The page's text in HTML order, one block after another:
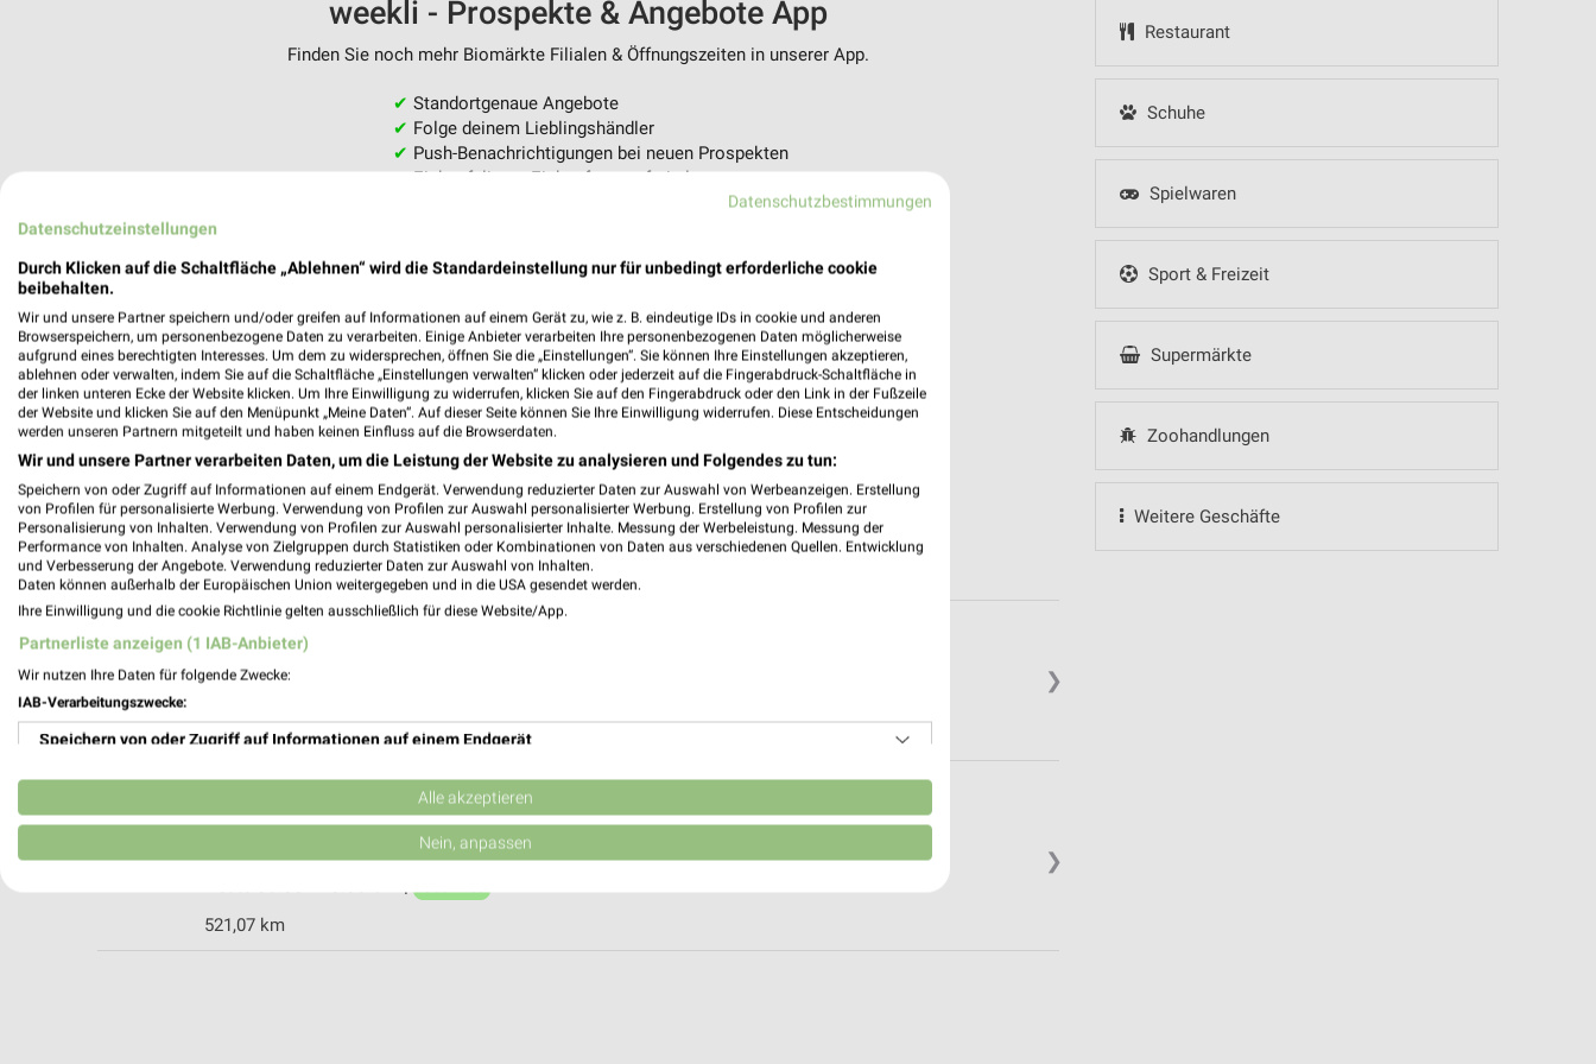
Restaurant
Schuhe
Spielwaren
Sport & Freizeit
Supermärkte
Zoohandlungen
Weitere Geschäfte
weekli - Prospekte & Angebote App
Finden Sie noch mehr Biomärkte Filialen & Öffnungszeiten in unserer App.
✔ Standortgenaue Angebote
✔ Folge deinem Lieblingshändler
✔ Push-Benachrichtigungen bei neuen Prospekten
✔Einkaufsliste - Einkauf stressfrei planen
❯
Reformhaus Eden Gastiger Pforzheim
75172 Pforzheim
521,80 km • Angebote: 1 Prospekt
❯
Christophallee 23-25 (Nordstadt)
521,07 km
Datenschutzbestimmungen
Datenschutzeinstellungen
Durch Klicken auf die Schaltfläche „Ablehnen“ wird die Standardeinstellung nur für unbedingt erforderliche cookie
beibehalten.
Wir und unsere Partner speichern und/oder greifen auf Informationen auf einem Gerät zu, wie z. B. eindeutige IDs in cookie und anderen
Browserspeichern, um personenbezogene Daten zu verarbeiten. Einige Anbieter verarbeiten Ihre personenbezogenen Daten möglicherweise
aufgrund eines berechtigten Interesses. Um dem zu widersprechen, öffnen Sie die „Einstellungen“. Sie können Ihre Einstellungen akzeptieren,
ablehnen oder verwalten, indem Sie auf die Schaltfläche „Einstellungen verwalten“ klicken oder jederzeit auf die Fingerabdruck-Schaltfläche in
der linken unteren Ecke der Website klicken. Um Ihre Einwilligung zu widerrufen, klicken Sie auf den Fingerabdruck oder den Link in der Fußzeile
der Website und klicken Sie auf den Menüpunkt „Meine Daten“. Auf dieser Seite können Sie Ihre Einwilligung widerrufen. Diese Entscheidungen
werden unseren Partnern mitgeteilt und haben keinen Einfluss auf die Browserdaten.
Wir und unsere Partner verarbeiten Daten, um die Leistung der Website zu analysieren und Folgendes zu tun:
Speichern von oder Zugriff auf Informationen auf einem Endgerät. Verwendung reduzierter Daten zur Auswahl von Werbeanzeigen. Erstellung
von Profilen für personalisierte Werbung. Verwendung von Profilen zur Auswahl personalisierter Werbung. Erstellung von Profilen zur
Personalisierung von Inhalten. Verwendung von Profilen zur Auswahl personalisierter Inhalte. Messung der Werbeleistung. Messung der
Performance von Inhalten. Analyse von Zielgruppen durch Statistiken oder Kombinationen von Daten aus verschiedenen Quellen. Entwicklung
und Verbesserung der Angebote. Verwendung reduzierter Daten zur Auswahl von Inhalten.
Daten können außerhalb der Europäischen Union weitergegeben und in die USA gesendet werden.
Ihre Einwilligung und die cookie Richtlinie gelten ausschließlich für diese Website/App.
Partnerliste anzeigen (1 IAB-Anbieter)
Wir nutzen Ihre Daten für folgende Zwecke:
IAB-Verarbeitungszwecke:
Speichern von oder Zugriff auf Informationen auf einem Endgerät
Verwendung reduzierter Daten zur Auswahl von Werbeanzeigen
Erstellung von Profilen für personalisierte Werbung
Erstellung von Profilen zur Personalisierung von Inhalten
Alle akzeptieren
Nein, anpassen